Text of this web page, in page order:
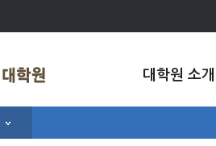
대학원 소개